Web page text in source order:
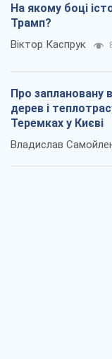
На якому боці
Трамп?
Віктор Каспрук
Про заплановану
дерев і
Теремках у Києві
Владислав